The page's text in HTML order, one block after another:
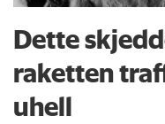
Dette
raketten
uhell